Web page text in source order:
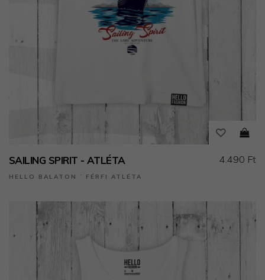
SAILING SPIRIT - ATLÉTA
HELLO BALATON ˙ FÉRFI ATLÉTA
4.490 Ft